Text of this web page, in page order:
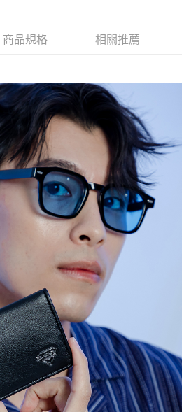
金額請依後續交易確認頁面所載為準。
認交易或遇審核未通過，訂單將自動取
哥付你分期」於每月結算日後寄送繳費提
擇「超商條碼／台灣大直營門市／銀行轉
等通路繳費。
限公司」（以下簡稱本公司）所提供，讓
商品或服務，並由商店將買賣／分期付款
約使用本公司帳單繳交帳款。
期」之契約關係目的，商店將以您的個人
供予台灣大哥大進項蒐集、處理及利用，
所需資料之確認、核對及更正。
連結：
https://oppay.tw/userRule
享後付」後，將跳轉至「AFTEE先享後付」
金額後，即可完成結帳。
費通知簡訊。
，點擊此簡訊中的連結，可透過四大超商／
付款，方視為交易完成。
立刻繳費，但若您需要取消訂單，請聯絡
消之訂單仍視為有效，需透過AFTEE先享
享後付 」之結帳頁面顯示為準，若有關於
款等相關疑問，請聯繫「AFTEE先享後付
support/home
提供之「AFTEE先享後付」服務完成之交
個人資料，並將交易相關給付款項請求債
。
瀏覽以下網址：
法定代理人或監護人之同意方可使用
意申辦者引起之損失，本公司不負相關責
，將依據個別帳號之用戶狀況，依本公司即
有額度不足之情形，本公司將視審查結果
以上)免運費
以上)免運費
以上)免運費
以上)免運費
上)免運費
商品規格 相關推薦